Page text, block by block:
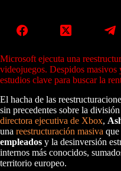
Microsoft ejecuta una
videojuegos. Despidos masivos
estudios clave para buscar la
El hacha de las
sin precedentes sobre la
directora ejecutiva de Xbox,
una reestructuración masiva que
empleados y la desinversión
internos más conocidos,
territorio europeo.